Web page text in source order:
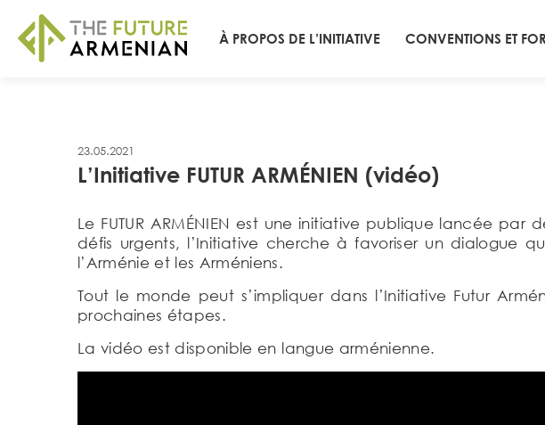
À PROPOS DE L’INITIATIVE CONVENTIONS ET
23.05.2021
L’Initiative FUTUR ARMÉNIEN (vidéo)
Le FUTUR ARMÉNIEN est une initiative publique lancée
défis urgents, l’Initiative cherche à favoriser un dialogue
l’Arménie et les Arméniens.
Tout le monde peut s’impliquer dans l’Initiative Futur
prochaines étapes.
La vidéo est disponible en langue arménienne.